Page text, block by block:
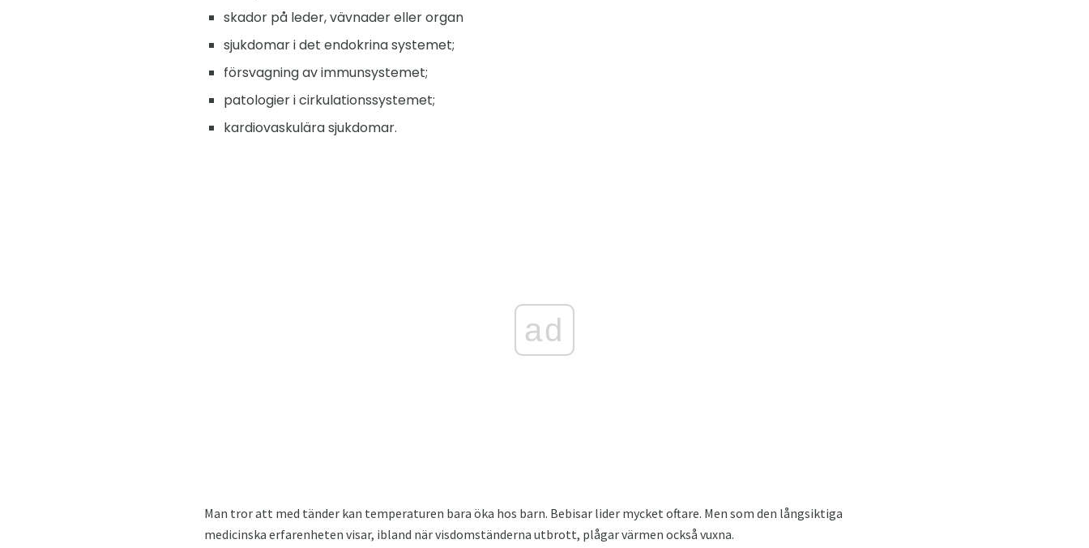
skador på leder, vävnader eller organ
sjukdomar i det endokrina systemet;
försvagning av immunsystemet;
patologier i cirkulationssystemet;
kardiovaskulära sjukdomar.
ad
Man tror att med tänder kan temperaturen bara öka hos barn. Bebisar lider mycket oftare. Men som den långsiktiga
medicinska erfarenheten visar, ibland när visdomständerna utbrott, plågar värmen också vuxna.